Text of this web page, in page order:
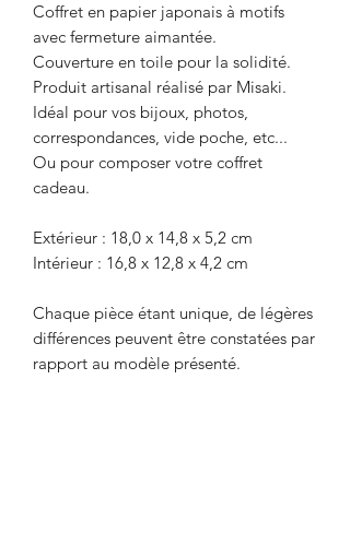
Coffret en papier japonais à motifs
avec fermeture aimantée.
Couverture en toile pour la solidité.
Produit artisanal réalisé par Misaki.
Idéal pour vos bijoux, photos,
correspondances, vide poche, etc...
Ou pour composer votre coffret
cadeau.
Extérieur : 18,0 x 14,8 x 5,2 cm
Intérieur : 16,8 x 12,8 x 4,2 cm
Chaque pièce étant unique, de légères
différences peuvent être constatées par
rapport au modèle présenté.